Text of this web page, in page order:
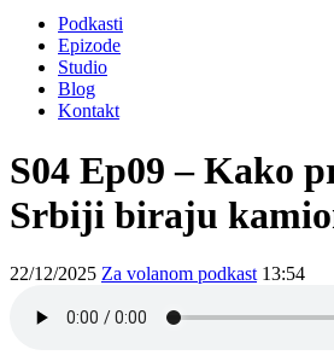
Podkasti
Epizode
Studio
Blog
Kontakt
S04 Ep09 – Kako
Srbiji biraju
22/12/2025 Za volanom podkast 13:54